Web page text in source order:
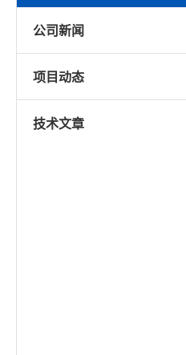
公司新闻
项目动态
技术文章